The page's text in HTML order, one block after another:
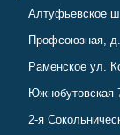
Алтуфьевское
Профсоюзная,
Раменское ул.
Южнобутовская
2-я